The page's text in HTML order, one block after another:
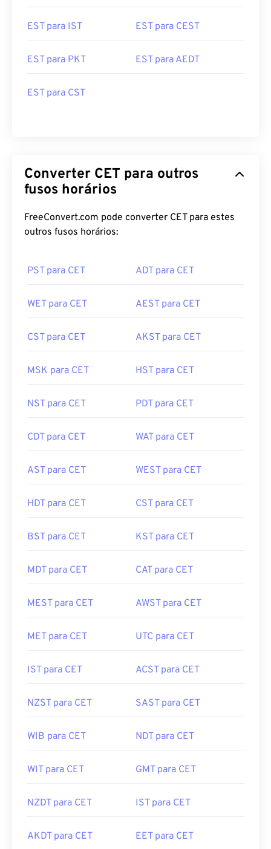
EST para IST EST para CEST
EST para PKT EST para AEDT
EST para CST
Converter CET para outros
fusos horários
FreeConvert.com pode converter CET para estes
outros fusos horários:
PST para CET ADT para CET
WET para CET AEST para CET
CST para CET AKST para CET
MSK para CET HST para CET
NST para CET PDT para CET
CDT para CET WAT para CET
AST para CET WEST para CET
HDT para CET CST para CET
BST para CET KST para CET
MDT para CET CAT para CET
MEST para CET AWST para CET
MET para CET UTC para CET
IST para CET ACST para CET
NZST para CET SAST para CET
WIB para CET NDT para CET
WIT para CET GMT para CET
NZDT para CET IST para CET
AKDT para CET EET para CET